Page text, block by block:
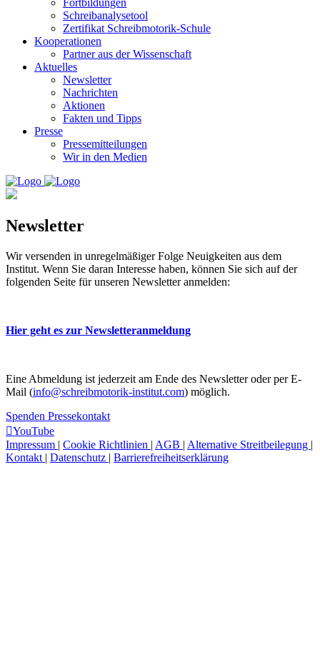
Fortbildungen
Schreibanalysetool
Zertifikat Schreibmotorik-Schule
Kooperationen
Partner aus der Wissenschaft
Aktuelles
Newsletter
Nachrichten
Aktionen
Fakten und Tipps
Presse
Pressemitteilungen
Wir in den Medien
Newsletter
Wir versenden in unregelmäßiger Folge Neuigkeiten aus dem
Institut. Wenn Sie daran Interesse haben, können Sie sich auf der
folgenden Seite für unseren Newsletter anmelden:
Hier geht es zur Newsletteranmeldung
Eine Abmeldung ist jederzeit am Ende des Newsletter oder per E-
Mail (info@schreibmotorik-institut.com) möglich.
Spenden Pressekontakt
YouTube
Impressum | Cookie Richtlinien | AGB | Alternative Streitbeilegung |
Kontakt | Datenschutz | Barrierefreiheitserklärung